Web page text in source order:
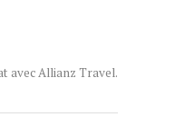
avec Allianz Travel.